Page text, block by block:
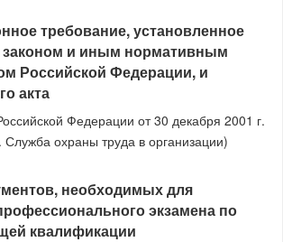
требование, установленное
и иным нормативным
Российской Федерации, и
акта
Федерации от 30 декабря 2001 г.
охраны труда в организации)
необходимых для
экзамена по
квалификации